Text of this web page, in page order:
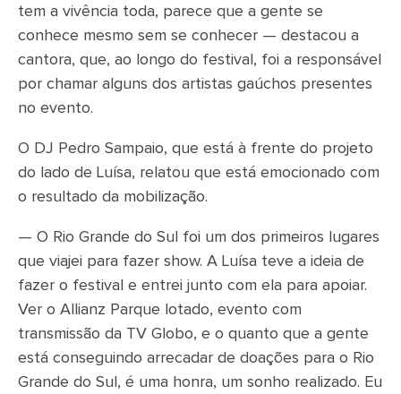
tem a vivência toda, parece que a gente se
conhece mesmo sem se conhecer — destacou a
cantora, que, ao longo do festival, foi a responsável
por chamar alguns dos artistas gaúchos presentes
no evento.
O DJ Pedro Sampaio, que está à frente do projeto
do lado de Luísa, relatou que está emocionado com
o resultado da mobilização.
— O Rio Grande do Sul foi um dos primeiros lugares
que viajei para fazer show. A Luísa teve a ideia de
fazer o festival e entrei junto com ela para apoiar.
Ver o Allianz Parque lotado, evento com
transmissão da TV Globo, e o quanto que a gente
está conseguindo arrecadar de doações para o Rio
Grande do Sul, é uma honra, um sonho realizado. Eu